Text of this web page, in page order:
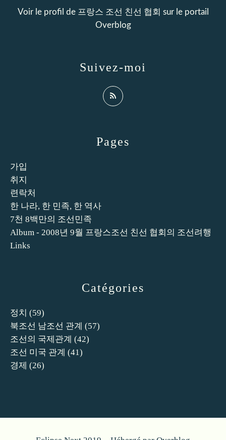
Catégories
정치 (59)
북조선 남조선 관계 (57)
조선의 국제관계 (42)
조선 미국 관계 (41)
경제 (26)
Pages
가입
취지
련락처
한 나라, 한 민족, 한 역사
7천 8백만의 조선민족
Album - 2008년 9월 프랑스조선 친선 협회의 조선려행
Links
Voir le profil de 프랑스 조선 친선 협회 sur le portail
Overblog
Suivez-moi